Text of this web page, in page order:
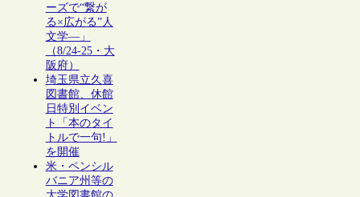
ーズで“繋が
る×広がる”人
文学―」
（8/24-25・大
阪府）
埼玉県立久喜
図書館、休館
日特別イベン
ト「本のタイ
トルで一句!」
を開催
米・ペンシル
バニア州等の
大学図書館の